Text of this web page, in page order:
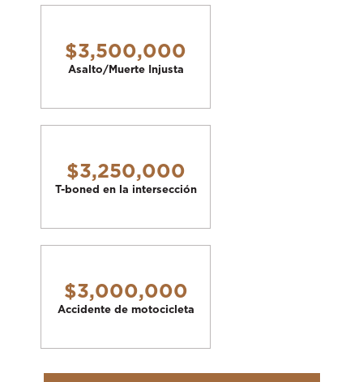
$3,500,000
Asalto/Muerte Injusta
$3,250,000
T-boned en la intersección
$3,000,000
Accidente de motocicleta